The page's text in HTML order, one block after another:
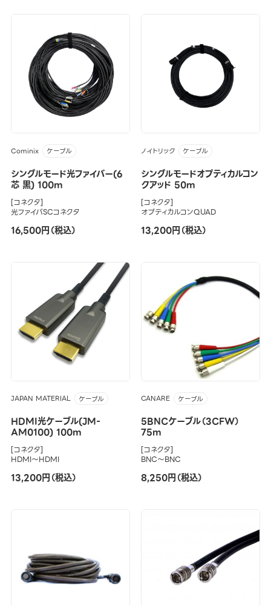
Cominix ケーブル
シングルモード光ファイバー(6
芯 黒) 100m
[コネクタ]
光ファイバSCコネクタ
16,500円（税込）
ノイトリック ケーブル
シングルモードオプティカルコン
クアッド 50m
[コネクタ]
オプティカルコンQUAD
13,200円（税込）
JAPAN MATERIAL ケーブル
HDMI光ケーブル(JM-
AM0100) 100m
[コネクタ]
HDMI～HDMI
13,200円（税込）
CANARE ケーブル
5BNCケーブル（3CFW）
75m
[コネクタ]
BNC～BNC
8,250円（税込）